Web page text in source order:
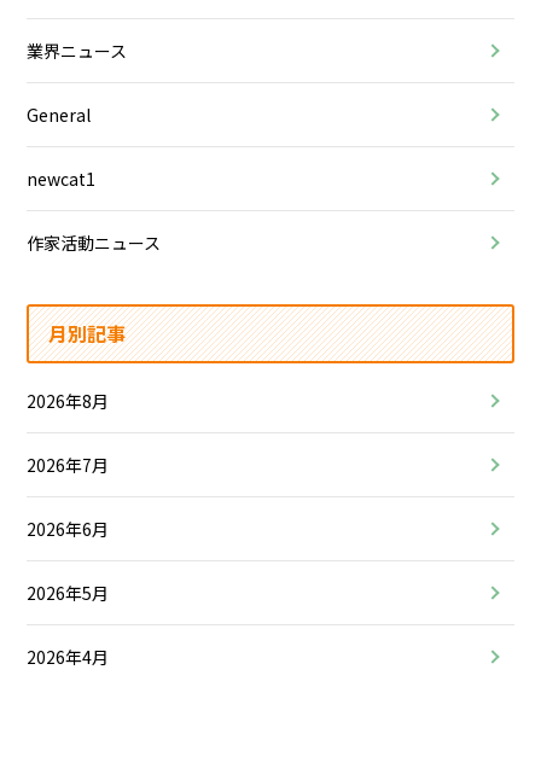
業界ニュース
General
newcat1
作家活動ニュース
月別記事
2026年8月
2026年7月
2026年6月
2026年5月
2026年4月